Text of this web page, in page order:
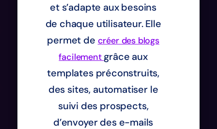
et s’adapte aux besoins
de chaque utilisateur. Elle
permet de créer des blogs
facilement grâce aux
templates préconstruits,
des sites, automatiser le
suivi des prospects,
d’envoyer des e-mails